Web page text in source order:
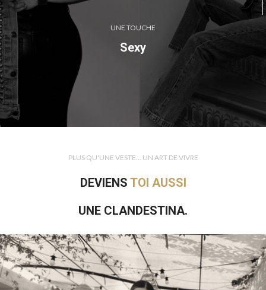
UNE TOUCHE
Sexy
PLUS QU'UNE VESTE... UN ART DE VIVRE
DEVIENS TOI AUSSI
UNE CLANDESTINA.
Si toi aussi tu favorises la seconde main, que tu es une adepte des
pièces intemporelles mais que tu aimes être originale, alors rejoins la
team Clandestina !